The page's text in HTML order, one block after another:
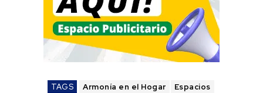
TAGS Armonía en el Hogar
Espacios